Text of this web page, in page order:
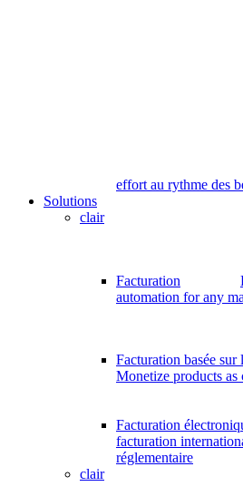
effort au rythme des
Solutions
clair
Facturation
automation for any
Facturation basée sur
Monetize products as
Facturation
facturation
réglementaire
clair